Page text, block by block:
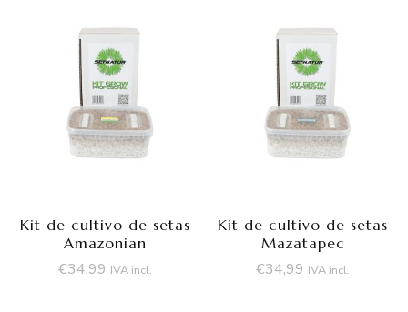
Kit de cultivo de setas
Amazonian
€34,99 IVA incl.
Kit de cultivo de setas
Mazatapec
€34,99 IVA incl.